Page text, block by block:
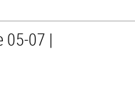
05-07 |